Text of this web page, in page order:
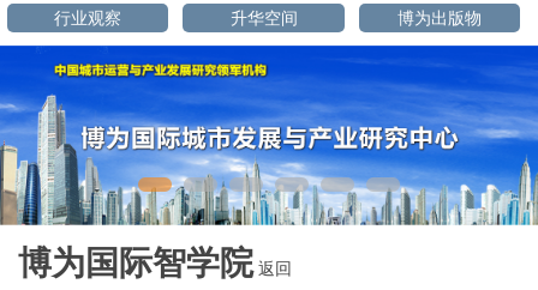
行业观察
升华空间 博为出版物
博为国际智学院 返回